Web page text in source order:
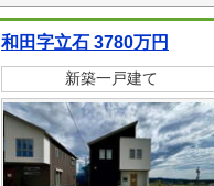
和田字立石 3780万円
新築一戸建て